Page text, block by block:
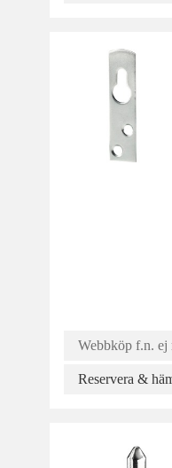
Webbköp f.n. ej
Reservera &